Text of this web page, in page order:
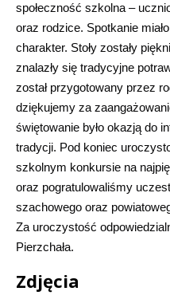
społeczność szkolna –
oraz rodzice. Spotkanie
charakter. Stoły zostały
znalazły się tradycyjne
został przygotowany przez
dziękujemy za
świętowanie było okazją do
tradycji. Pod koniec
szkolnym konkursie na
oraz pogratulowaliśmy
szachowego oraz
Za uroczystość
Pierzchała.
Zdjęcia